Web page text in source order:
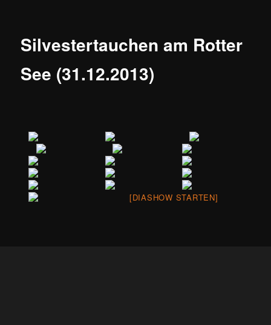
Silvestertauchen am Rotter
See (31.12.2013)
[DIASHOW STARTEN]